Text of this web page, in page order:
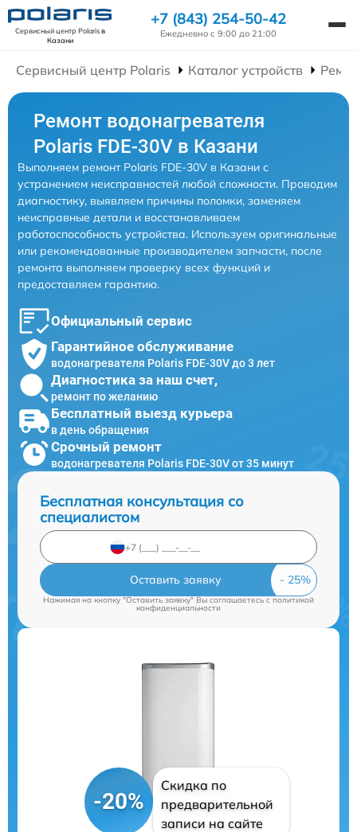
Сервисный центр Polarisв
Казани
+7 (843) 254-50-42
Ежедневно с 9:00 до 21:00
Сервисный центр Polaris Каталог устройств
Ремонт водонагревателя
Polaris FDE-30V в Казани
Выполняем ремонт Polaris FDE-30V в Казани с
устранением неисправностей любой сложности. Проводим
диагностику, выявляем причины поломки, заменяем
неисправные детали и восстанавливаем
работоспособность устройства. Используем оригинальные
или рекомендованные производителем запчасти, после
ремонта выполняем проверку всех функций и
предоставляем гарантию.
Официальный сервис
Гарантийное обслуживание
водонагревателя Polaris FDE-30V до 3 лет
Диагностика за наш счет,
ремонт по желанию
Бесплатный выезд курьера
в день обращения
Срочный ремонт
водонагревателя Polaris FDE-30V от 35 минут
Бесплатная консультация со
специалистом
Оставить заявку
Нажимая на кнопку "Оставить заявку" Вы соглашаетесь cполитикой
конфиденциальности
-20%
Скидка по
предварительной
записи на сайте